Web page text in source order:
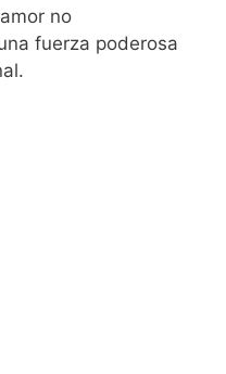
no
fuerza poderosa